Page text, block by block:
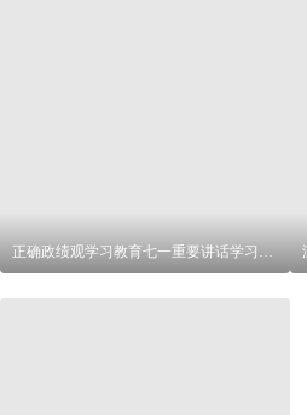
正确政绩观学习教育七一重要讲话学习展板